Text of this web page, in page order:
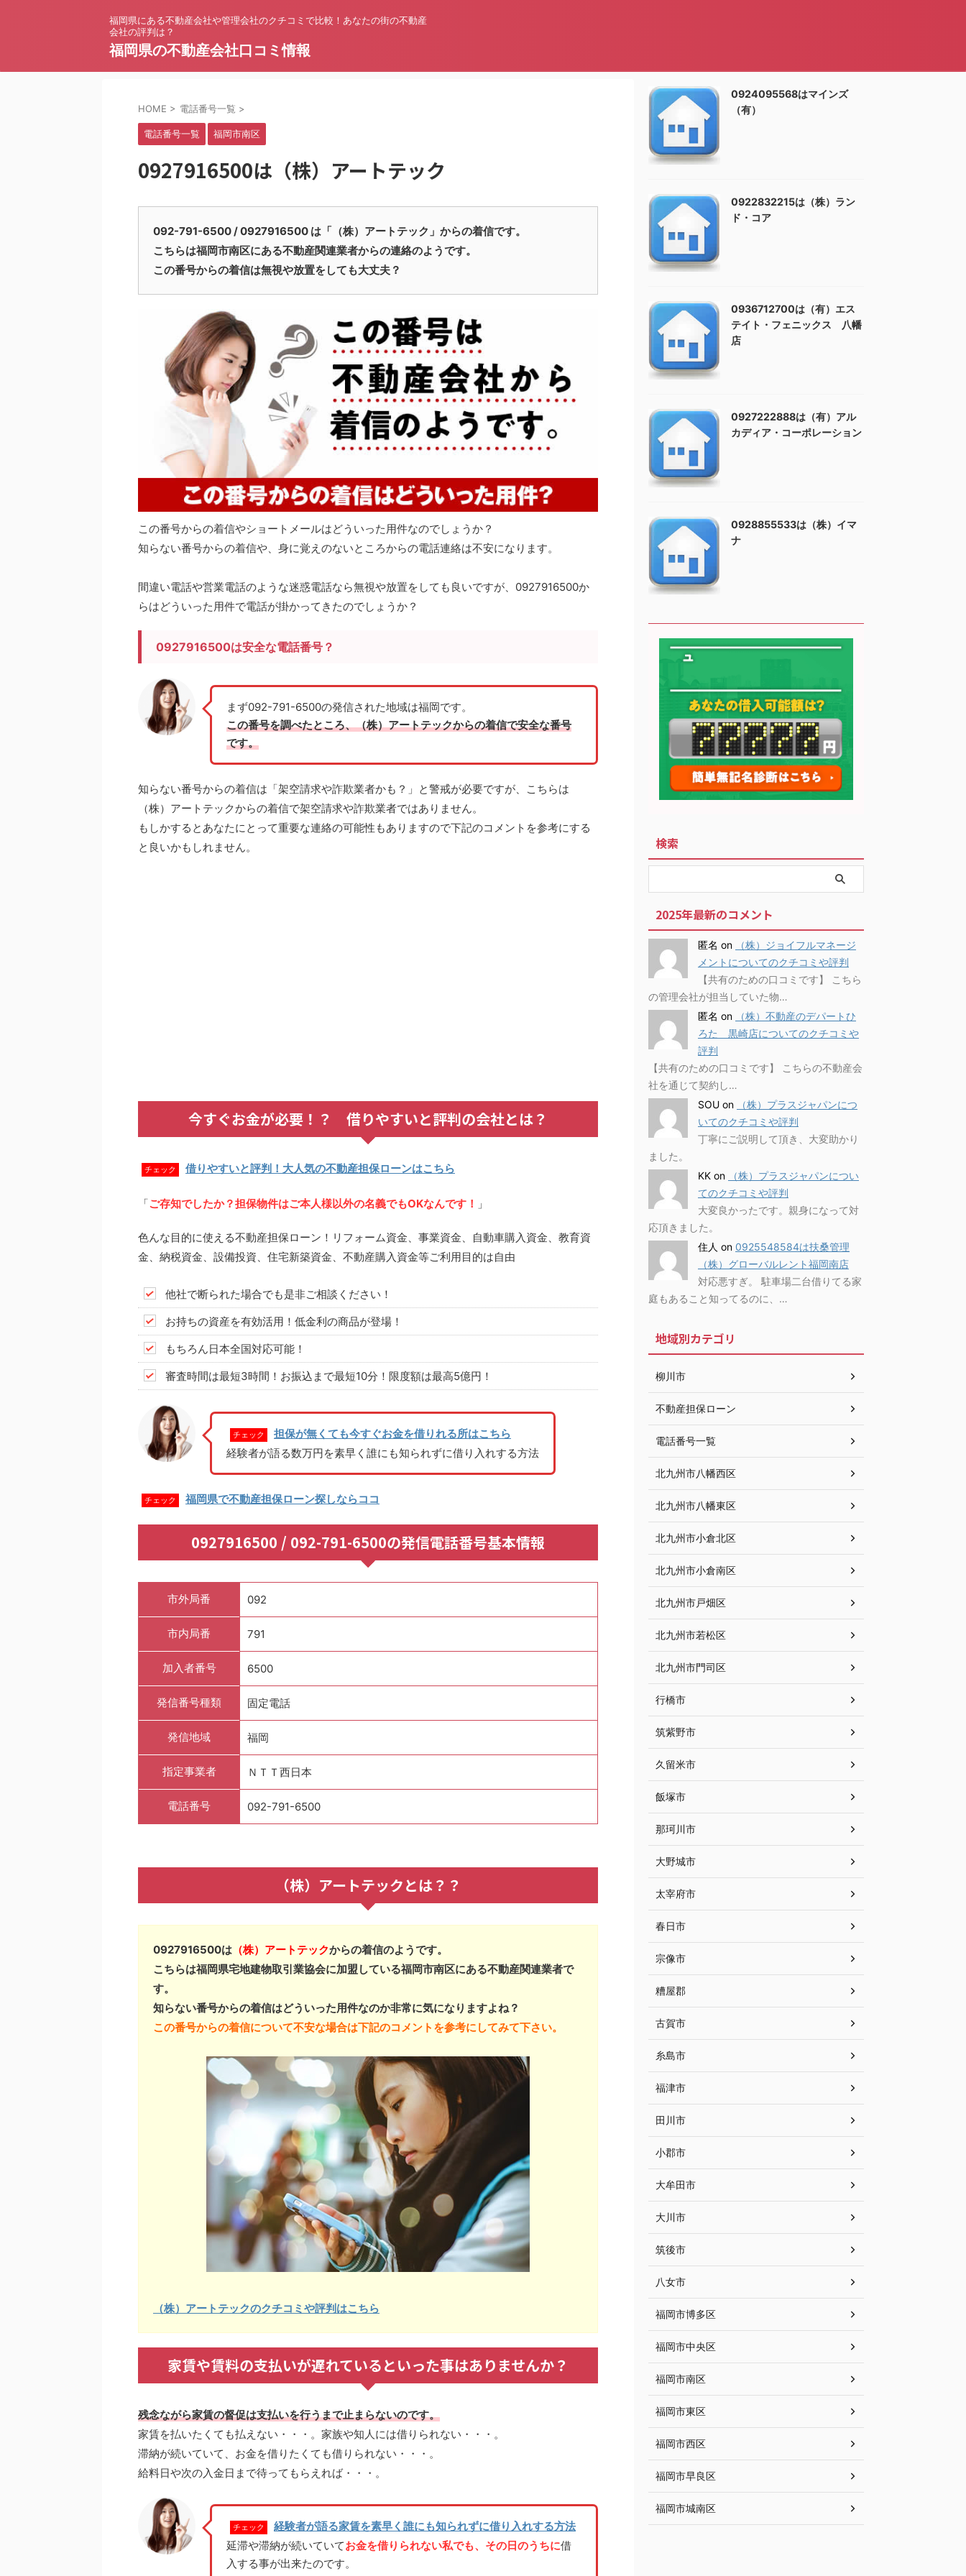
福岡県にある不動産会社や管理会社のクチコミで比較！あなたの街の不動産
会社の評判は？
福岡県の不動産会社口コミ情報
HOME > 電話番号一覧 >
電話番号一覧 福岡市南区
0927916500は（株）アートテック
092-791-6500 / 0927916500 は「（株）アートテック」からの着信です。
こちらは福岡市南区にある不動産関連業者からの連絡のようです。
この番号からの着信は無視や放置をしても大丈夫？
この番号からの着信やショートメールはどういった用件なのでしょうか？
知らない番号からの着信や、身に覚えのないところからの電話連絡は不安になります。
間違い電話や営業電話のような迷惑電話なら無視や放置をしても良いですが、0927916500か
らはどういった用件で電話が掛かってきたのでしょうか？
0927916500は安全な電話番号？
まず092-791-6500の発信された地域は福岡です。
この番号を調べたところ、（株）アートテックからの着信で安全な番号
です。
知らない番号からの着信は「架空請求や詐欺業者かも？」と警戒が必要ですが、こちらは
（株）アートテックからの着信で架空請求や詐欺業者ではありません。
もしかするとあなたにとって重要な連絡の可能性もありますので下記のコメントを参考にする
と良いかもしれません。
今すぐお金が必要！？ 借りやすいと評判の会社とは？
チェック 借りやすいと評判！大人気の不動産担保ローンはこちら
「ご存知でしたか？担保物件はご本人様以外の名義でもOKなんです！ 」
色んな目的に使える不動産担保ローン！リフォーム資金、事業資金、自動車購入資金、教育資
金、納税資金、設備投資、住宅新築資金、不動産購入資金等ご利用目的は自由
他社で断られた場合でも是非ご相談ください！
お持ちの資産を有効活用！低金利の商品が登場！
もちろん日本全国対応可能！
審査時間は最短3時間！お振込まで最短10分！限度額は最高5億円！
チェック
担保が無くても今すぐお金を借りれる所はこちら
経験者が語る数万円を素早く誰にも知られずに借り入れする方法
チェック 福岡県で不動産担保ローン探しならココ
0927916500 / 092-791-6500の発信電話番号基本情報
市外局番 092
市内局番 791
加入者番号 6500
発信番号種類 固定電話
発信地域 福岡
指定事業者 ＮＴＴ西日本
電話番号 092-791-6500
（株）アートテックとは？？
0927916500は （株）アートテックからの着信のようです。
こちらは福岡県宅地建物取引業協会に加盟している福岡市南区にある不動産関連業者で
す。
知らない番号からの着信はどういった用件なのか非常に気になりますよね？
この番号からの着信について不安な場合は下記のコメントを参考にしてみて下さい。
（株）アートテックのクチコミや評判はこちら
家賃や賃料の支払いが遅れているといった事はありませんか？
残念ながら家賃の督促は支払いを行うまで止まらないのです。
家賃を払いたくても払えない・・・。家族や知人には借りられない・・・。
滞納が続いていて、お金を借りたくても借りられない・・・。
給料日や次の入金日まで待ってもらえれば・・・。
チェック
経験者が語る家賃を素早く誰にも知られずに借り入れする方法
延滞や滞納が続いていてお金を借りられない私でも、その日のうちに借
入する事が出来たのです。
0924095568はマインズ
（有）
0922832215は（株）ラン
ド・コア
0936712700は（有）エス
テイト・フェニックス 八幡
店
0927222888は（有）アル
カディア・コーポレーション
0928855533は（株）イマ
ナ
検索
2025年最新のコメント
匿名 on
（株）ジョイフルマネージ
メントについてのクチコミや評判
【共有のための口コミです】 こちら
の管理会社が担当していた物…
匿名 on
（株）不動産のデパートひ
ろた 黒崎店についてのクチコミや
評判
【共有のための口コミです】 こちらの不動産会
社を通じて契約し…
SOU on
（株）プラスジャパンにつ
いてのクチコミや評判
丁寧にご説明して頂き、大変助かり
ました。
KK on
（株）プラスジャパンについ
てのクチコミや評判
大変良かったです。親身になって対
応頂きました。
住人 on 0925548584は扶桑管理
（株）グローバルレント福岡南店
対応悪すぎ。 駐車場二台借りてる家
庭もあること知ってるのに、…
地域別カテゴリ
柳川市
不動産担保ローン
電話番号一覧
北九州市八幡西区
北九州市八幡東区
北九州市小倉北区
北九州市小倉南区
北九州市戸畑区
北九州市若松区
北九州市門司区
行橋市
筑紫野市
久留米市
飯塚市
那珂川市
大野城市
太宰府市
春日市
宗像市
糟屋郡
古賀市
糸島市
福津市
田川市
小郡市
大牟田市
大川市
筑後市
八女市
福岡市博多区
福岡市中央区
福岡市南区
福岡市東区
福岡市西区
福岡市早良区
福岡市城南区